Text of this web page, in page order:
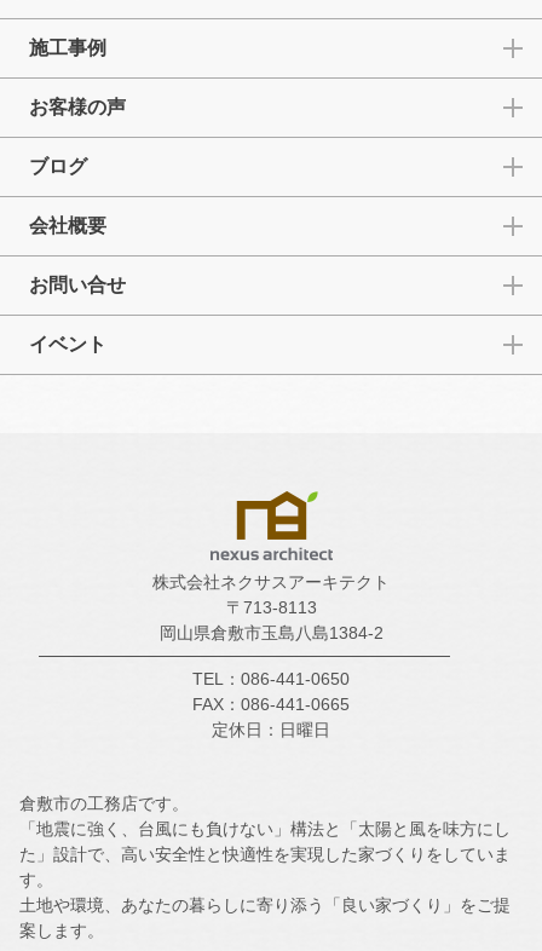
施工事例
お客様の声
ブログ
会社概要
お問い合せ
イベント
株式会社ネクサスアーキテクト
〒713-8113
岡山県倉敷市玉島八島1384-2
TEL：086-441-0650
FAX：086-441-0665
定休日：日曜日
倉敷市の工務店です。
「地震に強く、台風にも負けない」構法と「太陽と風を味方にし
た」設計で、高い安全性と快適性を実現した家づくりをしていま
す。
土地や環境、あなたの暮らしに寄り添う「良い家づくり」をご提
案します。